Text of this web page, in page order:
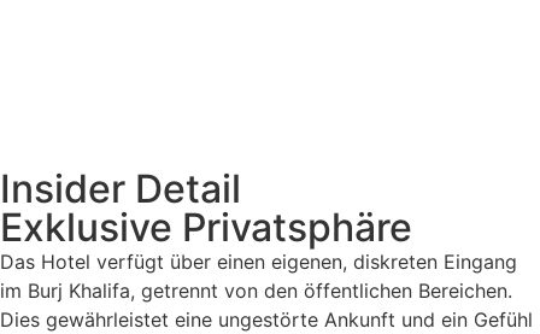
Insider Detail
Exklusive Privatsphäre
Das Hotel verfügt über einen eigenen, diskreten Eingang
im Burj Khalifa, getrennt von den öffentlichen Bereichen.
Dies gewährleistet eine ungestörte Ankunft und ein Gefühl